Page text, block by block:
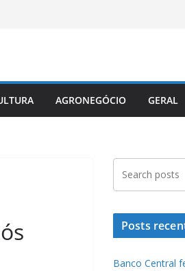
AGRONEGÓCIO GERAL
Posts
Banco Central